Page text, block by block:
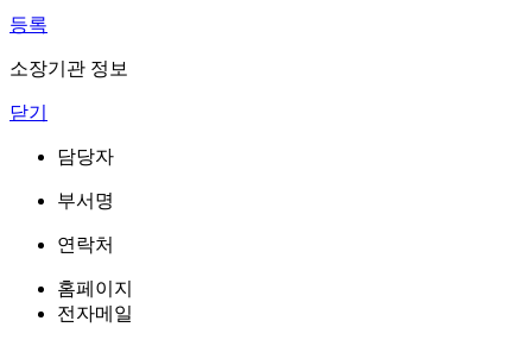
등록
소장기관 정보
닫기
담당자
부서명
연락처
홈페이지
전자메일